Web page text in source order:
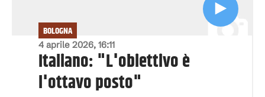
4 aprile 2026, 16:11
BOLOGNA
Italiano: "L'obiettivo è
l'ottavo posto"